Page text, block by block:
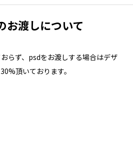
お渡しについて
らず、psdをお渡しする場合はデザ
頂いております。